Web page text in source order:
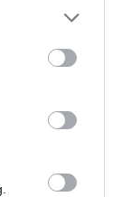
que no es
del
contractes
revocades
viscuda a